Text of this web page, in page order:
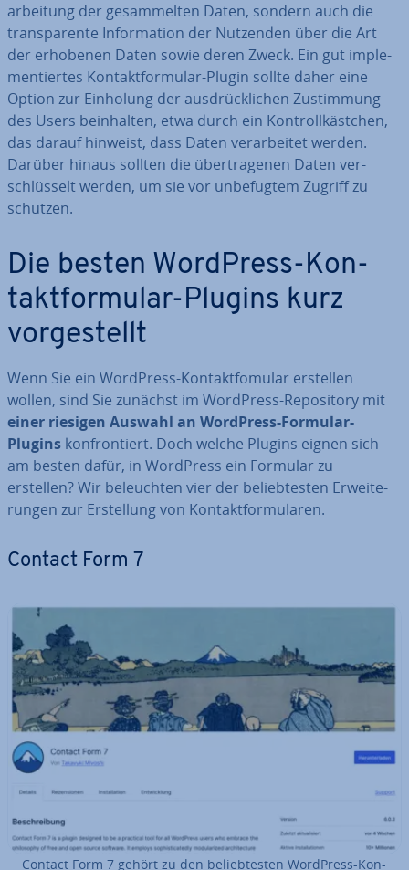
ar­bei­tung der ge­sam­mel­ten Daten, sondern auch die
trans­pa­ren­te In­for­ma­ti­on der Nutzenden über die Art
der erhobenen Daten sowie deren Zweck. Ein gut im­ple­
men­tier­tes Kon­takt­for­mu­lar-Plugin sollte daher eine
Option zur Einholung der aus­drück­li­chen Zu­stim­mung
des Users be­inhal­ten, etwa durch ein Kon­troll­käst­chen,
das darauf hinweist, dass Daten ver­ar­bei­tet werden.
Darüber hinaus sollten die über­tra­ge­nen Daten ver­
schlüs­selt werden, um sie vor un­be­fug­tem Zugriff zu
schützen.
Die besten WordPress-Kon­
takt­for­mu­lar-Plugins kurz
vor­ge­stellt
Wenn Sie ein WordPress-Kon­takt­fo­mu­lar erstellen
wollen, sind Sie zunächst im WordPress-Re­po­si­to­ry mit
einer riesigen Auswahl an WordPress-Formular-
Plugins kon­fron­tiert. Doch welche Plugins eignen sich
am besten dafür, in WordPress ein Formular zu
erstellen? Wir be­leuch­ten vier der be­lieb­tes­ten Er­wei­te­
run­gen zur Er­stel­lung von Kon­takt­for­mu­la­ren.
Contact Form 7
Contact Form 7 gehört zu den be­lieb­tes­ten WordPress-Kon­